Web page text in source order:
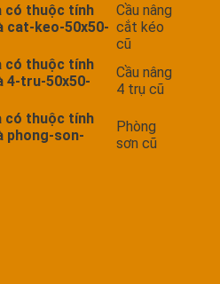
Cầu nâng
cắt kéo
cũ
Cầu nâng
4 trụ cũ
Phòng
sơn cũ